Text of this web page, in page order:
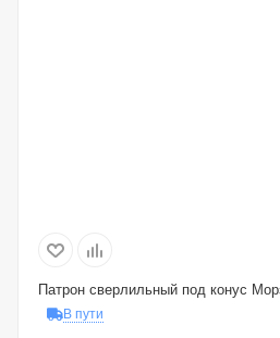
Патрон сверлильный под конус
В пути